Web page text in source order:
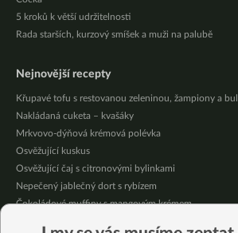
5 kroků k větší udržitelnosti
Rada starších, kurzový smíšek a muži na palubě
Nejnovější recepty
Křupavé tofu s restovanou zeleninou, žampiony a
Nakládaná cuketa – kvašáky
Mrkvovo-dýňová krémová polévka
Osvěžující kuskus
Osvěžující čaj s citronovými bylinkami
Nepečený jablečný dort s rybízem
Čokoládové muffiny s mangovým krémem